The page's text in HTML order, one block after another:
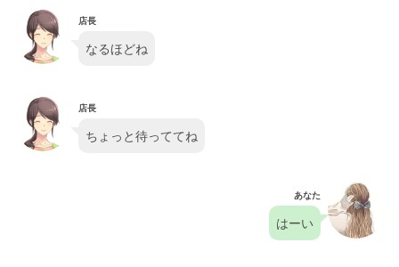
店長
なるほどね
店長
ちょっと待っててね
あなた
はーい